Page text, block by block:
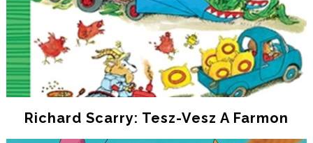
Richard Scarry: Tesz-Vesz A Farmon